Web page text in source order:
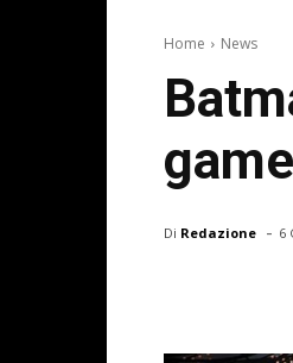
Home News
Di Redazione - 6